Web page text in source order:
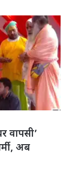
वापसी’
अब